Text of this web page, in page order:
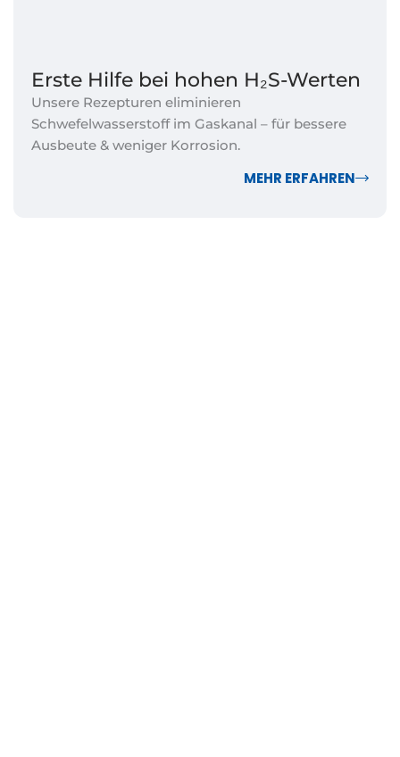
Erste Hilfe bei hohen H₂S-Werten
Unsere Rezepturen eliminieren
Schwefelwasserstoff im Gaskanal – für bessere
Ausbeute & weniger Korrosion.
MEHR ERFAHREN